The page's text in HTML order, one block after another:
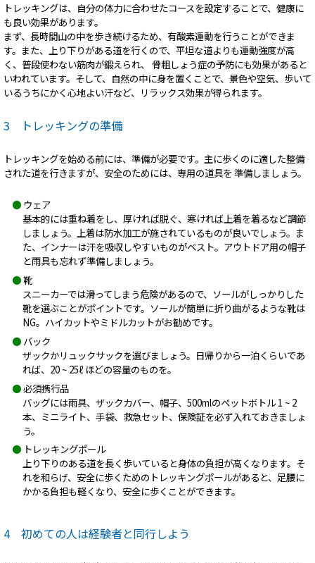
トレッキングは、自分の体力に合わせたコースを設定することで、健康に
も良い効果があります。
まず、長時間山の中を歩き続けるため、有酸素運動を行うことができま
す。また、上り下りがある道を行くので、平坦な道よりも運動強度が高
く、普段使わない筋肉が鍛えられ、 骨粗しょう症の予防にも効果があると
いわれています。そして、自然の中に身を置くことで、景色や空気、歩いて
いるうちにかく心地よい汗など、リラックス効果が得られます。
3 トレッキングの準備
トレッキングを始める前には、準備が必要です。主に歩くのに適した整備
された道を行きますが、安全のためには、専用の道具を 準備しましょう。
●ウェア
基本的には重ね着をし、厚ければ脱ぐ、寒ければ上着を着るなど調節
しましょう。上着は防水加工が施されているものが良いでしょう。ま
た、インナーは汗を吸収しやすいものがベスト。アウトドア用の帽子
と雨具も忘れず準備しましょう。
●靴
スニーカーでは滑ってしまう危険があるので、ソールがしっかりした
靴を選ぶことがポイントです。ソールが簡単に折り曲がるような靴は
NG。ハイカットやミドルカットがお勧めです。
●バック
ザックかリュックサックを選びましょう。日帰りから一泊くらいであ
れば、20 ~ 25ℓ ほどの容量のものを。
●必須携行品
バッグには雨具、ザックカバー、帽子、500mlのペットボトル 1 ~ 2
本、ミニライト、手袋、救急セット、保険証を必ず入れておきましょ
う。
●トレッキングポール
上り下りのある道を長く歩いていると身体の負担が高くなります。そ
れを和らげ、安全に歩くためのトレッキングポールがあると、足腰に
かかる負担も軽くなり、安全に歩くことができます。
4 初めての人は経験者と同行しよう